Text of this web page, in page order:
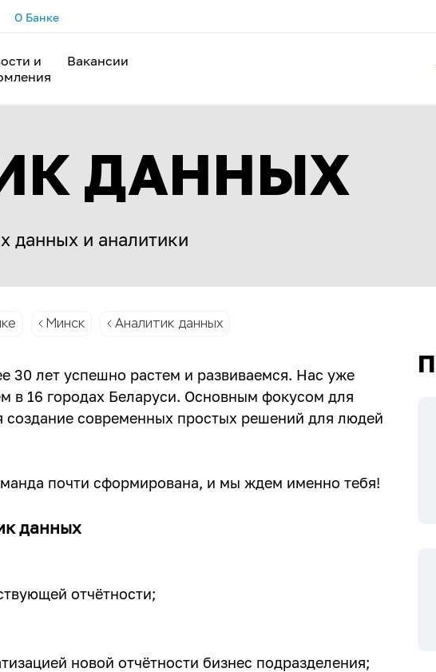
О Банке
и
Вакансии
ДАННЫХ
данных и аналитики
Минск Аналитик данных
30 лет успешно растем и развиваемся. Нас уже
в 16 городах Беларуси. Основным фокусом для
создание современных простых решений для людей
почти сформирована, и мы ждем именно тебя!
данных
отчётности;
новой отчётности бизнес подразделения;